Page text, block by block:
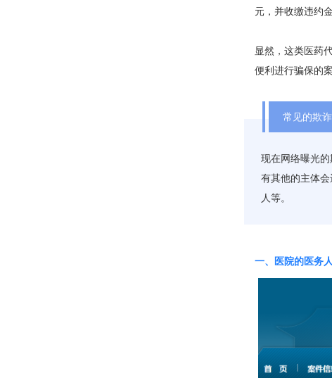
元，并收缴违约
显然，这类医药
便利进行骗保的
常见的欺
现在网络曝光
有其他的主体
人等。
一、医院的医务